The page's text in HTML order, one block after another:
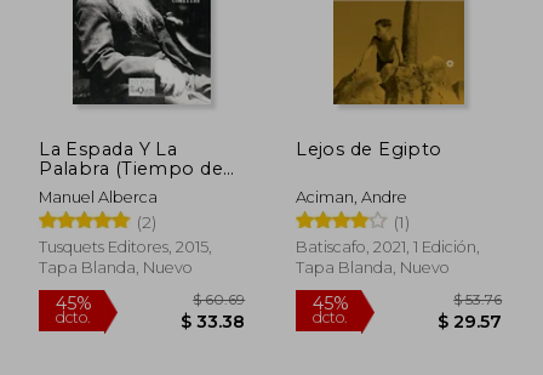
La Espada Y La
Palabra (Tiempo de
Memoria)
Manuel Alberca
(2)
Tusquets Editores, 2015,
Tapa Blanda, Nuevo
Lejos de Egipto
Aciman, Andre
(1)
Batiscafo, 2021, 1 Edición,
Tapa Blanda, Nuevo